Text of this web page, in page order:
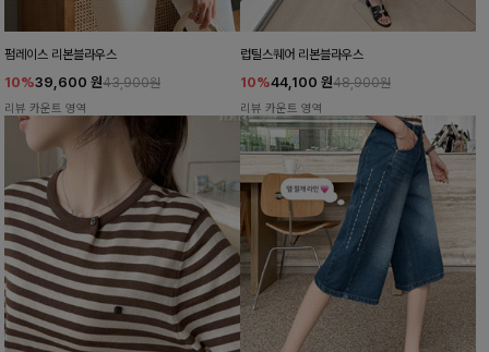
펌레이스 리본블라우스
10%39,600 원43,900원
리뷰 카운트 영역
럽틸스퀘어 리본블라우스
10%44,100 원48,900원
리뷰 카운트 영역